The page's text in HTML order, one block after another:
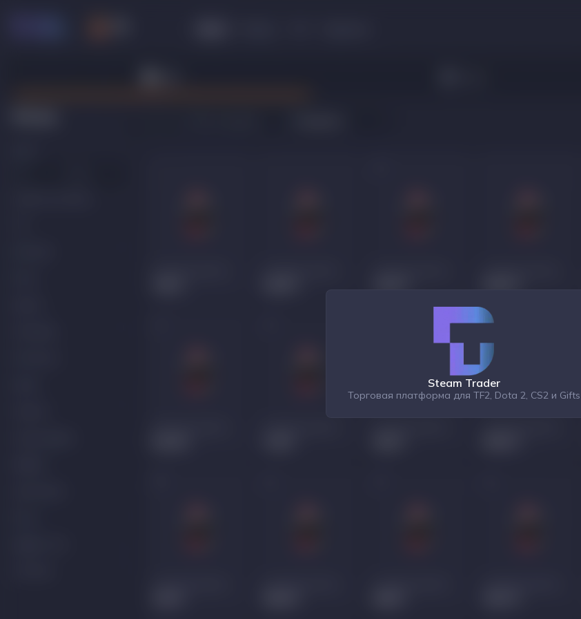
Steam Trader
Торговая платформа для TF2, Dota 2, CS2 и Gifts